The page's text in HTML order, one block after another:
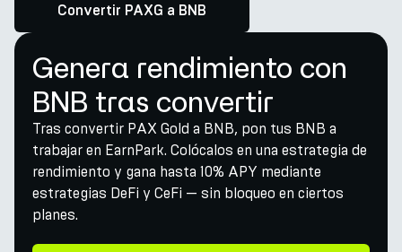
Convertir PAXG a BNB
Genera rendimiento con
BNB tras convertir
Tras convertir PAX Gold a BNB, pon tus BNB a
trabajar en EarnPark. Colócalos en una estrategia de
rendimiento y gana hasta 10% APY mediante
estrategias DeFi y CeFi — sin bloqueo en ciertos
planes.